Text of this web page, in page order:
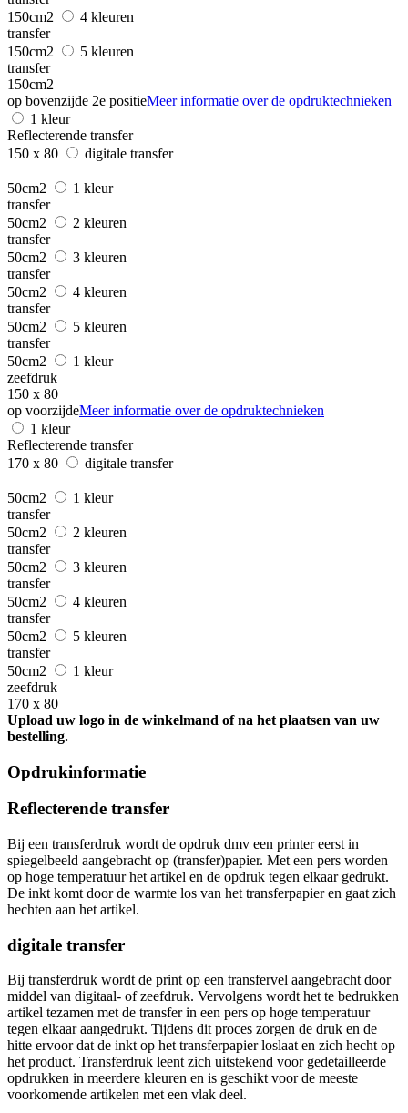
150cm2
4 kleuren
transfer
150cm2
5 kleuren
transfer
150cm2
op bovenzijde 2e positieMeer informatie over de opdruktechnieken
1 kleur
Reflecterende transfer
150 x 80
digitale transfer
50cm2
1 kleur
transfer
50cm2
2 kleuren
transfer
50cm2
3 kleuren
transfer
50cm2
4 kleuren
transfer
50cm2
5 kleuren
transfer
50cm2
1 kleur
zeefdruk
150 x 80
op voorzijdeMeer informatie over de opdruktechnieken
1 kleur
Reflecterende transfer
170 x 80
digitale transfer
50cm2
1 kleur
transfer
50cm2
2 kleuren
transfer
50cm2
3 kleuren
transfer
50cm2
4 kleuren
transfer
50cm2
5 kleuren
transfer
50cm2
1 kleur
zeefdruk
170 x 80
Upload uw logo in de winkelmand of na het plaatsen van uw
bestelling.
Opdrukinformatie
Reflecterende transfer
Bij een transferdruk wordt de opdruk dmv een printer eerst in
spiegelbeeld aangebracht op (transfer)papier. Met een pers worden
op hoge temperatuur het artikel en de opdruk tegen elkaar gedrukt.
De inkt komt door de warmte los van het transferpapier en gaat zich
hechten aan het artikel.
digitale transfer
Bij transferdruk wordt de print op een transfervel aangebracht door
middel van digitaal- of zeefdruk. Vervolgens wordt het te bedrukken
artikel tezamen met de transfer in een pers op hoge temperatuur
tegen elkaar aangedrukt. Tijdens dit proces zorgen de druk en de
hitte ervoor dat de inkt op het transferpapier loslaat en zich hecht op
het product. Transferdruk leent zich uitstekend voor gedetailleerde
opdrukken in meerdere kleuren en is geschikt voor de meeste
voorkomende artikelen met een vlak deel.